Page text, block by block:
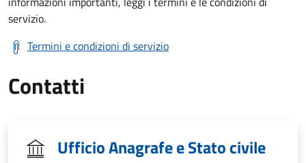
servizio.
Termini e condizioni di servizio
Contatti
Ufficio Anagrafe e Stato civile